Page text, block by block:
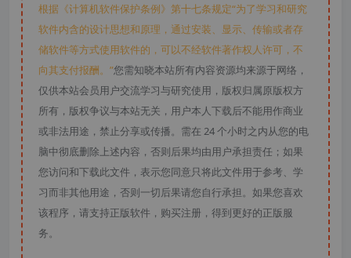
根据《计算机软件保护条例》第十七条规定“为了学习和研究
软件内含的设计思想和原理，通过安装、显示、传输或者存
储软件等方式使用软件的，可以不经软件著作权人许可，不
向其支付报酬。”您需知晓本站所有内容资源均来源于网络，
仅供本站会员用户交流学习与研究使用，版权归属原版权方
所有，版权争议与本站无关，用户本人下载后不能用作商业
或非法用途，禁止分享或传播。需在 24 个小时之内从您的电
脑中彻底删除上述内容，否则后果均由用户承担责任；如果
您访问和下载此文件，表示您同意只将此文件用于参考、学
习而非其他用途，否则一切后果请您自行承担。如果您喜欢
该程序，请支持正版软件，购买注册，得到更好的正版服
务。